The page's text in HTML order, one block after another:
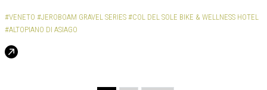
#VENETO #JEROBOAM GRAVEL SERIES #COL DEL SOLE BIKE & WELLNESS HOTEL
#ALTOPIANO DI ASIAGO